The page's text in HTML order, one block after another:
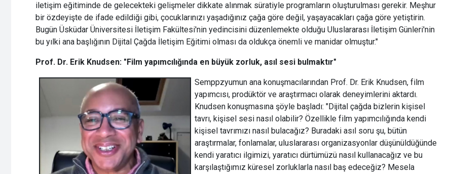
iletişim eğitiminde de gelecekteki gelişmeler dikkate alınmak süratiyle programların oluşturulması gerekir. Meşhur
bir özdeyişte de ifade edildiği gibi, çocuklarınızı yaşadığınız çağa göre değil, yaşayacakları çağa göre yetiştirin.
Bugün Üsküdar Üniversitesi İletişim Fakültesi'nin yedincisini düzenlemekte olduğu Uluslararası İletişim Günleri'nin
bu yılki ana başlığının Dijital Çağda İletişim Eğitimi olması da oldukça önemli ve manidar olmuştur."
Prof. Dr. Erik Knudsen: "Film yapımcılığında en büyük zorluk, asıl sesi bulmaktır"
Semppzyumun ana konuşmacılarından Prof. Dr. Erik Knudsen, film
yapımcısı, prodüktör ve araştırmacı olarak deneyimlerini aktardı.
Knudsen konuşmasına şöyle başladı: "Dijital çağda bizlerin kişisel
tavrı, kişisel sesi nasıl olabilir? Özellikle film yapımcılığında kendi
kişisel tavrımızı nasıl bulacağız? Buradaki asıl soru şu, bütün
araştırmalar, fonlamalar, uluslararası organizasyonlar düşünüldüğünde
kendi yaratıcı ilgimizi, yaratıcı dürtümüzü nasıl kullanacağız ve bu
karşılaştığımız küresel zorluklarla nasıl baş edeceğiz? Mesela